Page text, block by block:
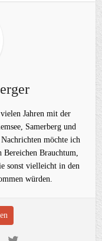
Jahren mit der
Samerberg und
möchte ich
Bereichen Brauchtum,
sonst vielleicht in den
würden.